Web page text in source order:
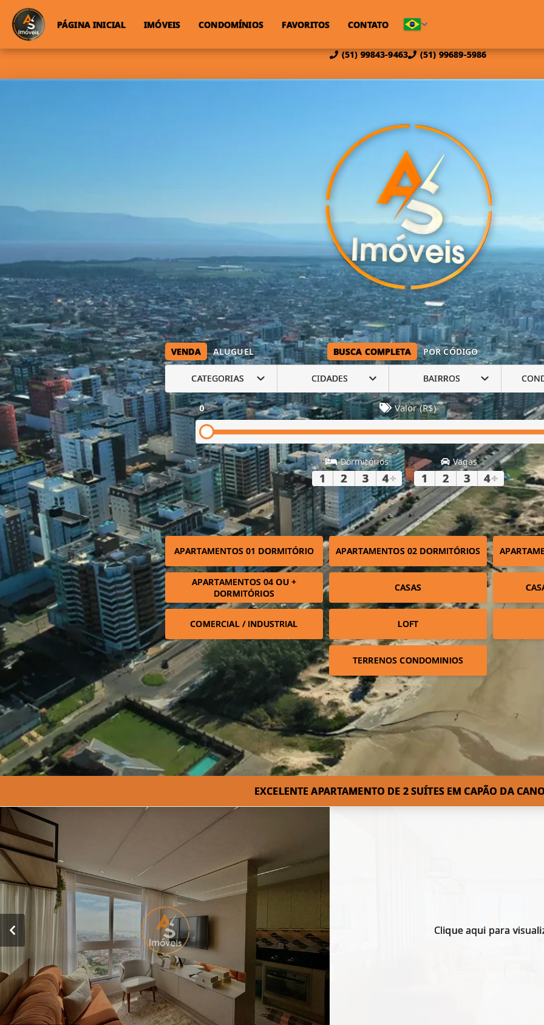
(51) 99843-9463 (51) 99689-5986
PÁGINA INICIAL IMÓVEIS CONDOMÍNIOS FAVORITOS CONTATO
VENDA ALUGUEL BUSCA COMPLETA POR CÓDIGO
CATEGORIAS CIDADES BAIRROS
0 Valor (R$)
Dormitórios
1 2 3 4+
Vagas
1 2 3 4+
APARTAMENTOS 01 DORMITÓRIO APARTAMENTOS 02 DORMITÓRIOS
APARTAMENTOS 04 OU +
DORMITÓRIOS
CASAS
COMERCIAL / INDUSTRIAL LOFT
TERRENOS CONDOMINIOS
EXCELENTE APARTAMENTO DE 2 SUÍTES EM CAPÃO DA
Clique aqui para